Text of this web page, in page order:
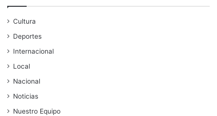
Cultura
Deportes
Internacional
Local
Nacional
Noticias
Nuestro Equipo